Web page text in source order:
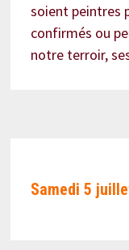
soient peintres
confirmés ou
notre terroir,
Samedi 5